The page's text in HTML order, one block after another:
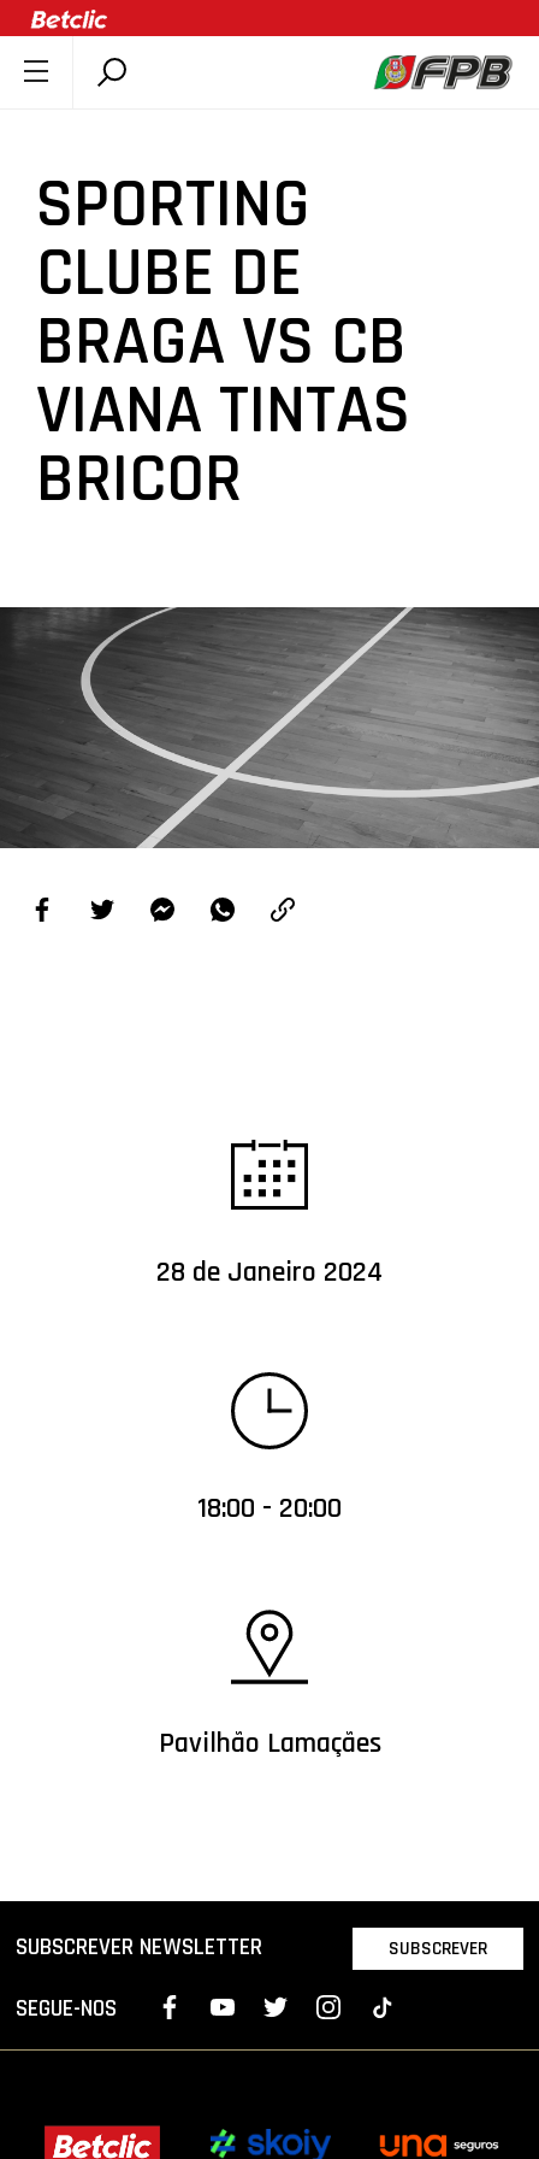
ÚLTIMAS
COMPETIÇÕES
ASSOCIAÇÕES
CLUBES
AGENTES
AGENDA
SELEÇÕES
MINIBASQUETE
LIGA BETCLIC MASCULINA
LIGA BETCLIC FEMININA
SPORTING
CLUBE DE
BRAGA VS CB
VIANA TINTAS
BRICOR
28 de Janeiro 2024
18:00 - 20:00
Pavilhão Lamaçães
SUBSCREVER NEWSLETTER SUBSCREVER
SEGUE-NOS